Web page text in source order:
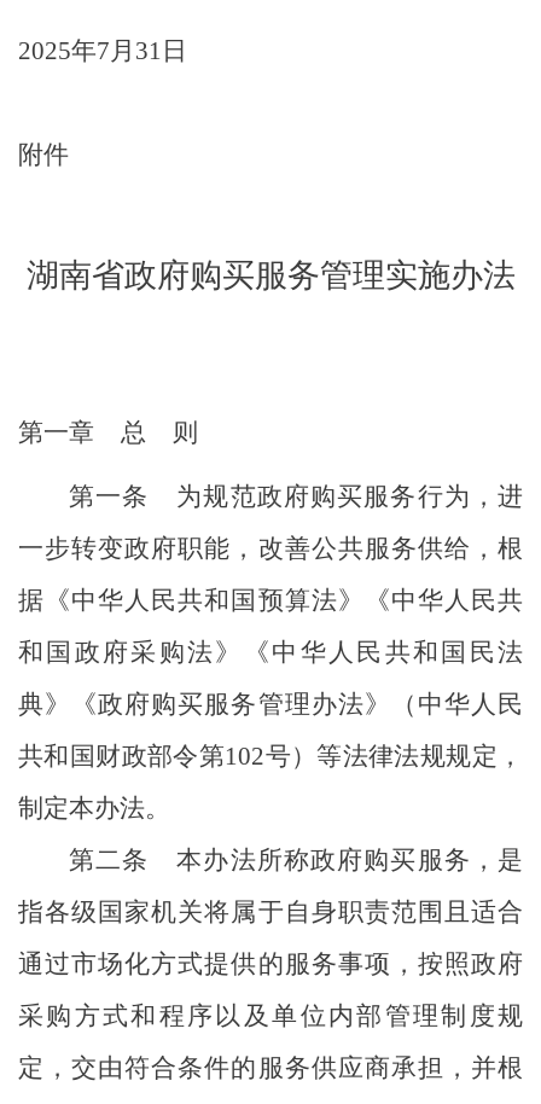
2025年7 月 31 日
附件
湖南省政府购买服务管理实施办法
第一章 总 则
第一条
为规范政府购买服务行为，进
一步转变政府职能，改善公共服务供给，根
据《中华人民共和国预算法》《中华人民共
和国政府采购法》《中华人民共和国 民法
典》《政府购买服务管理办法》（中华人民
共和国财政部令第102号）等法律法规规定，
制定本办法。
第二条
本办法所称政府购买服务，是
指各级国家机关将属于自身职责范围且适合
通过市场化方式提供的服务事项，按照政府
采购方式和程序 以及单位内部管理制度规
定 ，交由符合条件的服务供应商承担，并根